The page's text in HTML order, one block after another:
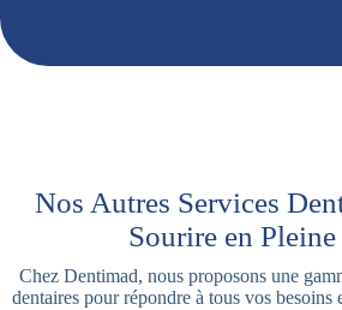
Nos Autres Services
Sourire en Pleine
Chez Dentimad, nous proposons une
dentaires pour répondre à tous vos besoins